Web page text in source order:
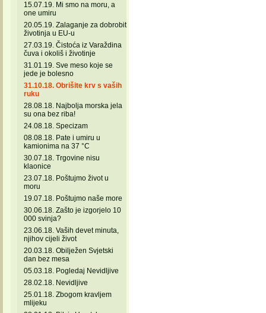
15.07.19. Mi smo na moru, a
one umiru
20.05.19. Zalaganje za dobrobit
životinja u EU-u
27.03.19. Čistoća iz Varaždina
čuva i okoliš i životinje
31.01.19. Sve meso koje se
jede je bolesno
31.10.18. Obrišite krv s vaših
ruku
28.08.18. Najbolja morska jela
su ona bez riba!
24.08.18. Specizam
08.08.18. Pate i umiru u
kamionima na 37 °C
30.07.18. Trgovine nisu
klaonice
23.07.18. Poštujmo život u
moru
19.07.18. Poštujmo naše more
30.06.18. Zašto je izgorjelo 10
000 svinja?
23.06.18. Vaših devet minuta,
njihov cijeli život
20.03.18. Obilježen Svjetski
dan bez mesa
05.03.18. Pogledaj Nevidljive
28.02.18. Nevidljive
25.01.18. Zbogom kravljem
mlijeku